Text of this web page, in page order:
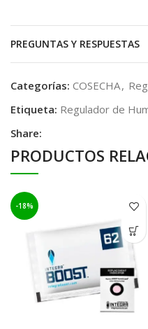
PREGUNTAS Y RESPUESTAS
Categorías: COSECHA,
Etiqueta: Regulador de
Share:
PRODUCTOS
-18%